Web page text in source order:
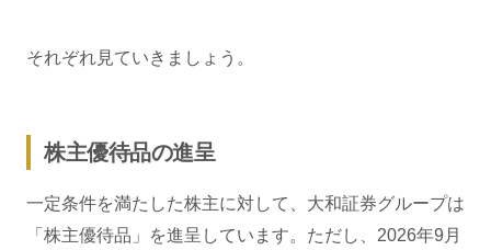
それぞれ見ていきましょう。
株主優待品の進呈
一定条件を満たした株主に対して、大和証券グループは
「株主優待品」を進呈しています。ただし、2026年9月